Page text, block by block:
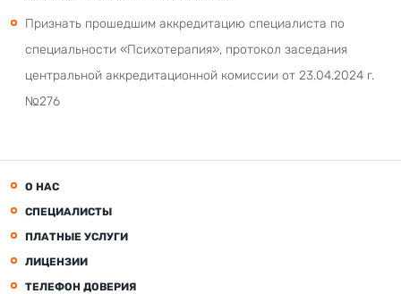
Признать прошедшим аккредитацию специалиста по
специальности «Психотерапия», протокол заседания
центральной аккредитационной комиссии от 23.04.2024 г.
№276
О НАС
СПЕЦИАЛИСТЫ
ПЛАТНЫЕ УСЛУГИ
ЛИЦЕНЗИИ
ТЕЛЕФОН ДОВЕРИЯ